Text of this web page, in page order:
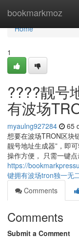
bookmarkmoz
Home
Home
1
????靓号
有波场
myaulng927284 65
想要在波场TRON区块
靓号地址生成器”，即
操作方便， 只需一键点
https://
键拥有波场tron独一无
Comments
Comments
Submit a Comment